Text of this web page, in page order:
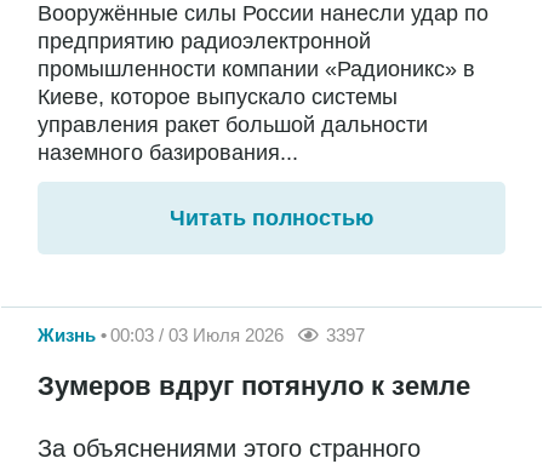
Вооружённые силы России нанесли удар по
предприятию радиоэлектронной
промышленности компании «Радионикс» в
Киеве, которое выпускало системы
управления ракет большой дальности
наземного базирования...
Читать полностью
Жизнь 00:03 / 03 Июля 2026 3397
Зумеров вдруг потянуло к земле
За объяснениями этого странного